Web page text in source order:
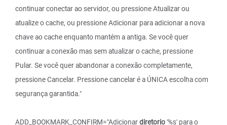
continuar conectar ao servidor, ou pressione Atualizar ou
atualize o cache, ou pressione Adicionar para adicionar a nova
chave ao cache enquanto mantém a antiga. Se você quer
continuar a conexão mas sem atualizar o cache, pressione
Pular. Se você quer abandonar a conexão completamente,
pressione Cancelar. Pressione cancelar é a ÚNICA escolha com
segurança garantida."
ADD_BOOKMARK_CONFIRM="Adicionardiretorio'%s' para o